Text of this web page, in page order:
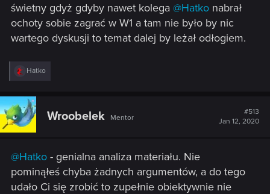
świetny gdyż gdyby nawet kolega @Hatko nabrał
ochoty sobie zagrać w W1 a tam nie było by nic
wartego dyskusji to temat dalej by leżał odłogiem.
R
e
c
t
i
o
Hatko
Wroobelek Mentor
#513
Jan 12, 2020
@Hatko - genialna analiza materiału. Nie
pominąłeś chyba żadnych argumentów, a do tego
udało Ci się zrobić to zupełnie obiektywnie nie